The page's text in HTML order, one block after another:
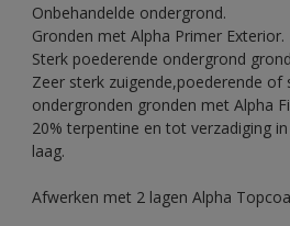
Onbehandelde ondergrond.
Gronden met Alpha Primer Exterior.
Sterk poederende ondergrond
Zeer sterk zuigende,poederende of
ondergronden gronden met Alpha
20% terpentine en tot verzadiging
laag.
Afwerken met 2 lagen Alpha